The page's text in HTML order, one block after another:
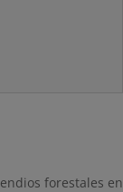
forestales en